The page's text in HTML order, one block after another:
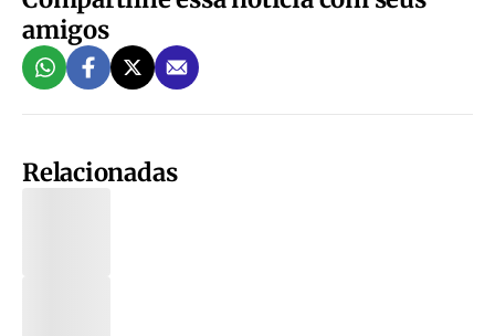
amigos
Relacionadas